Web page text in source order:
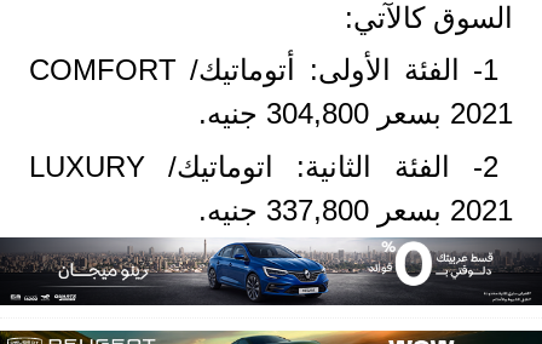
السوق كالآتي:
1- الفئة الأولى: أتوماتيك/ COMFORT
2021 بسعر 304,800 جنيه.
2- الفئة الثانية: اتوماتيك/ LUXURY
2021 بسعر 337,800 جنيه.